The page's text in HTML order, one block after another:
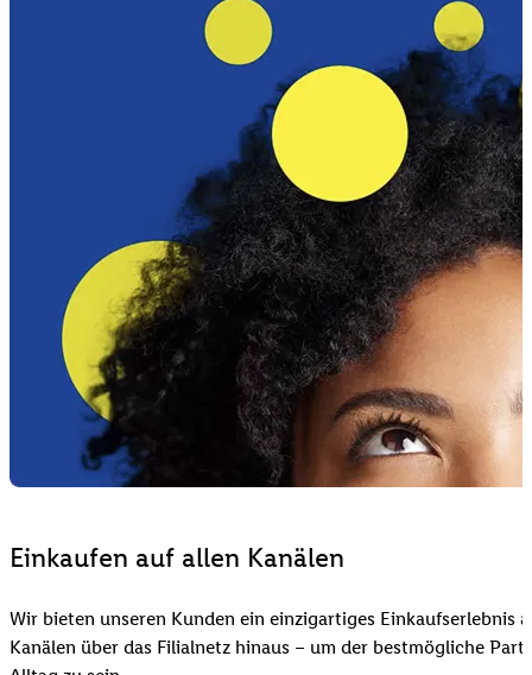
Einkaufen auf allen Kanälen
Wir bieten unseren Kunden ein einzigartiges Einkaufserlebnis
Kanälen über das Filialnetz hinaus – um der bestmögliche